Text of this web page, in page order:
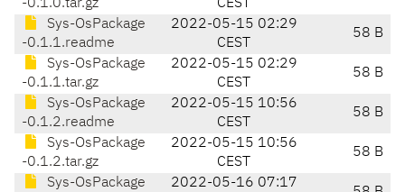
-0.1.0.tar.gz
CEST
Sys-OsPackage
-0.1.1.readme
2022-05-15 02:29
CEST
58 B
Sys-OsPackage
-0.1.1.tar.gz
2022-05-15 02:29
CEST
58 B
Sys-OsPackage
-0.1.2.readme
2022-05-15 10:56
CEST
58 B
Sys-OsPackage
-0.1.2.tar.gz
2022-05-15 10:56
CEST
58 B
Sys-OsPackage 2022-05-16 07:17